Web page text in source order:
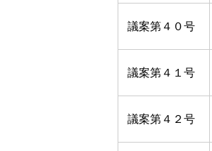
議案第４０号
議案第４１号
議案第４２号